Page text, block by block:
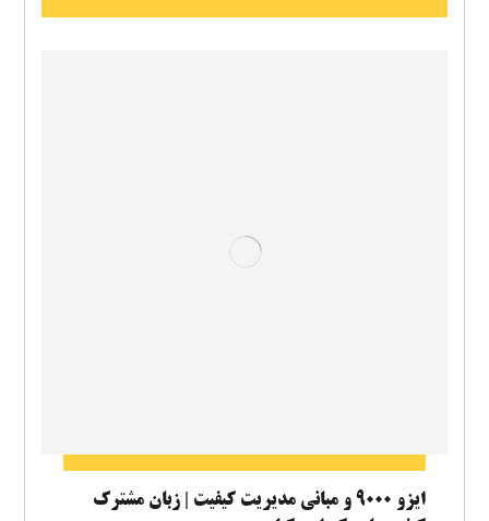
ایزو ۹۰۰۰ و مبانی مدیریت کیفیت | زبان مشترک